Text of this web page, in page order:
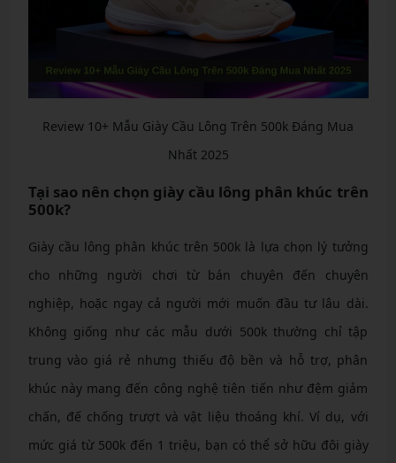
Review 10+ Mẫu Giày Cầu Lông Trên 500k Đáng Mua
Nhất 2025
Tại sao nên chọn giày cầu lông phân khúc trên
500k?
Giày cầu lông phân khúc trên 500k là lựa chọn lý tưởng
cho những người chơi từ bán chuyên đến chuyên
nghiệp, hoặc ngay cả người mới muốn đầu tư lâu dài.
Không giống như các mẫu dưới 500k thường chỉ tập
trung vào giá rẻ nhưng thiếu độ bền và hỗ trợ, phân
khúc này mang đến công nghệ tiên tiến như đệm giảm
chấn, đế chống trượt và vật liệu thoáng khí. Ví dụ, với
mức giá từ 500k đến 1 triệu, bạn có thể sở hữu đôi giày